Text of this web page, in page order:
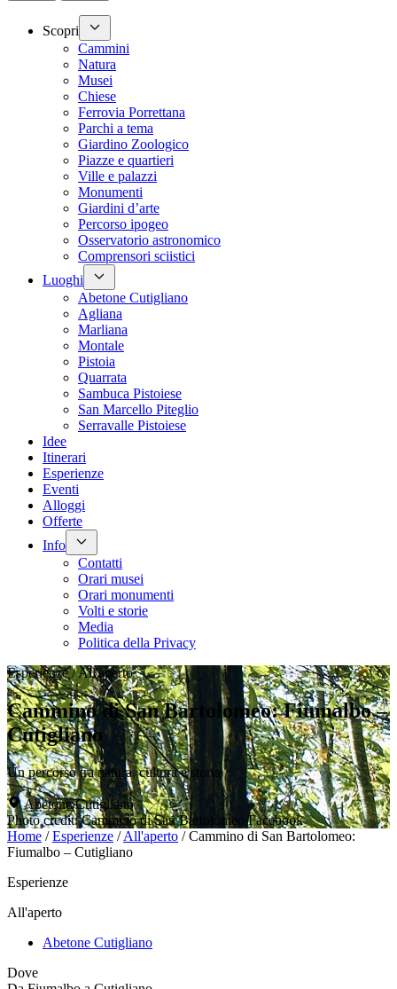
Scopri
Cammini
Natura
Musei
Chiese
Ferrovia Porrettana
Parchi a tema
Giardino Zoologico
Piazze e quartieri
Ville e palazzi
Monumenti
Giardini d’arte
Percorso ipogeo
Osservatorio astronomico
Comprensori sciistici
Luoghi
Abetone Cutigliano
Agliana
Marliana
Montale
Pistoia
Quarrata
Sambuca Pistoiese
San Marcello Piteglio
Serravalle Pistoiese
Idee
Itinerari
Esperienze
Eventi
Alloggi
Offerte
Info
Contatti
Orari musei
Orari monumenti
Volti e storie
Media
Politica della Privacy
Esperienze /All'aperto
Cammino di San Bartolomeo: Fiumalbo –
Cutigliano
Un percorso tra natura, cultura e storia
Abetone Cutigliano
Photo credit: Cammino di San Bartolomeo Facebook
Home /Esperienze /All'aperto /Cammino di San Bartolomeo:
Fiumalbo – Cutigliano
Esperienze
All'aperto
Abetone Cutigliano
Dove